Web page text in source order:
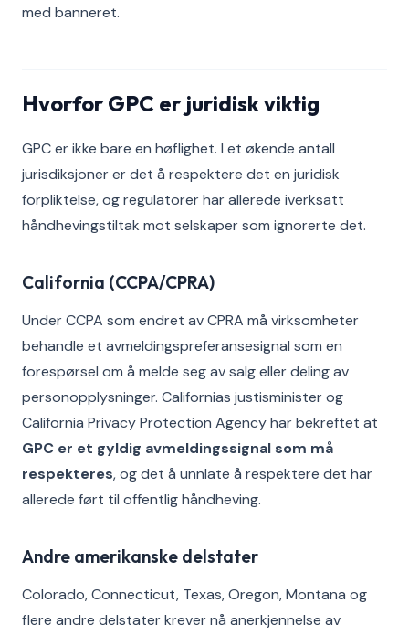
med banneret.
Hvorfor GPC er juridisk viktig
GPC er ikke bare en høflighet. I et økende antall
jurisdiksjoner er det å respektere det en juridisk
forpliktelse, og regulatorer har allerede iverksatt
håndhevingstiltak mot selskaper som ignorerte det.
California (CCPA/CPRA)
Under CCPA som endret av CPRA må virksomheter
behandle et avmeldingspreferansesignal som en
forespørsel om å melde seg av salg eller deling av
personopplysninger. Californias justisminister og
California Privacy Protection Agency har bekreftet at
GPC er et gyldig avmeldingssignal som må
respekteres, og det å unnlate å respektere det har
allerede ført til offentlig håndheving.
Andre amerikanske delstater
Colorado, Connecticut, Texas, Oregon, Montana og
flere andre delstater krever nå anerkjennelse av